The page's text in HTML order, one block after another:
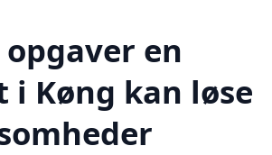
en
i Køng kan løse